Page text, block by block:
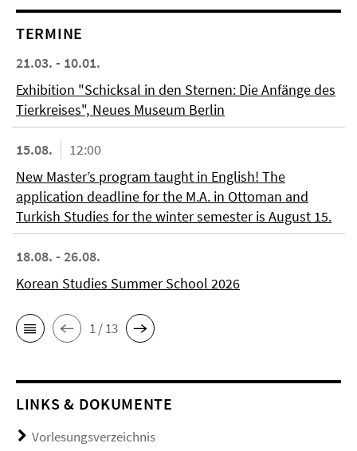
TERMINE
21.03. - 10.01.
Exhibition "Schicksal in den Sternen: Die Anfänge des
Tierkreises", Neues Museum Berlin
15.08.
12:00
New Master’s program taught in English! The
application deadline for the M.A. in Ottoman and
Turkish Studies for the winter semester is August 15.
18.08. - 26.08.
Korean Studies Summer School 2026
1 / 13
LINKS & DOKUMENTE
Vorlesungsverzeichnis